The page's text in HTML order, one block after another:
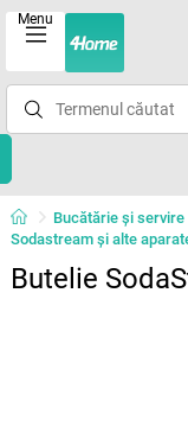
Menu
Bucătărie și servire
Sodastream și alte
Butelie